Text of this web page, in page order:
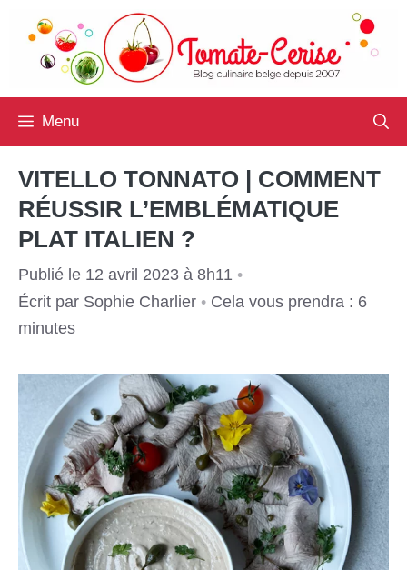
contenu
Menu
VITELLO TONNATO | COMMENT
RÉUSSIR L’EMBLÉMATIQUE
PLAT ITALIEN ?
Publié le 12 avril 2023 à 8h11 •
Écrit par Sophie Charlier • Cela vous prendra : 6
minutes